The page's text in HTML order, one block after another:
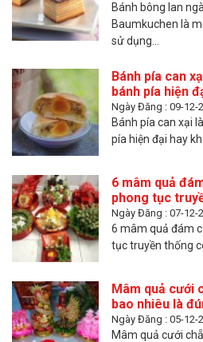
Bánh bông lan
Baumkuchen là
sử dụng...
Bánh pía can
bánh pía hiện
Ngày Đăng : 09-12-
Bánh pía can xại
pía hiện đại hay
6 mâm quả
phong tục
Ngày Đăng : 07-12-
6 mâm quả đám
tục truyền thống
Mâm quả cưới
bao nhiêu là
Ngày Đăng : 05-12-
Mâm quả cưới